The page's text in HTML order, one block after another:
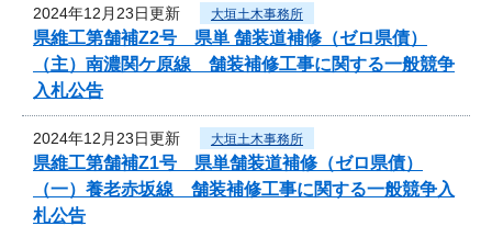
2024年12月23日更新 大垣土木事務所
県維工第舗補Z2号 県単 舗装道補修（ゼロ県債）
（主）南濃関ケ原線 舗装補修工事に関する一般競争
入札公告
2024年12月23日更新 大垣土木事務所
県維工第舗補Z1号 県単舗装道補修（ゼロ県債）
（一）養老赤坂線 舗装補修工事に関する一般競争入
札公告